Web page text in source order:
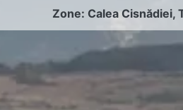
Zone: Calea Cisnădiei,